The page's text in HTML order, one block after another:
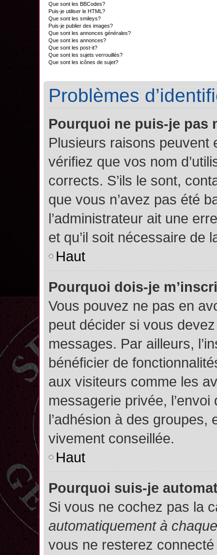
Que sont les BBCodes?
Puis-je utiliser le HTML?
Que sont les smileys?
Puis-je publier des images?
Que sont les annonces générales?
Que sont les annonces?
Que sont les post-it?
Que sont les sujets verrouillés?
Que sont les icônes de sujet?
Problèmes
Pourquoi ne puis-je pas
Plusieurs raisons peuvent
vérifiez que vos nom
corrects. S’ils le sont,
que vous n’avez pas été
l’administrateur ait une
et qu’il soit nécessaire de
Haut
Pourquoi dois-je
Vous pouvez ne pas en
peut décider si vous
messages. Par ailleurs,
bénéficier de
aux visiteurs comme les
messagerie privée,
l’adhésion à des groupes,
vivement conseillée.
Haut
Pourquoi suis-je
Si vous ne cochez pas la
automatiquement à
vous ne resterez